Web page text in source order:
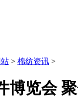
> 棉纺资讯 >
博览会‌